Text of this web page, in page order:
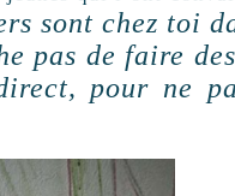
sont chez toi
pas de faire
pour ne